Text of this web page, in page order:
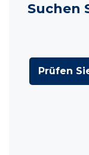
Suchen
Prüfen